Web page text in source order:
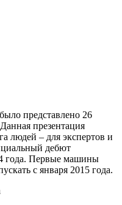
представлено 26
презентация
людей – для экспертов и
дебют
года. Первые машины
с января 2015 года.